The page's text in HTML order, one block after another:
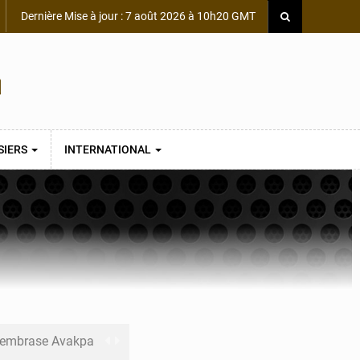
Dernière Mise à jour : 7 août 2026 à 10h20 GMT
INTERNATIONAL
Avakpa